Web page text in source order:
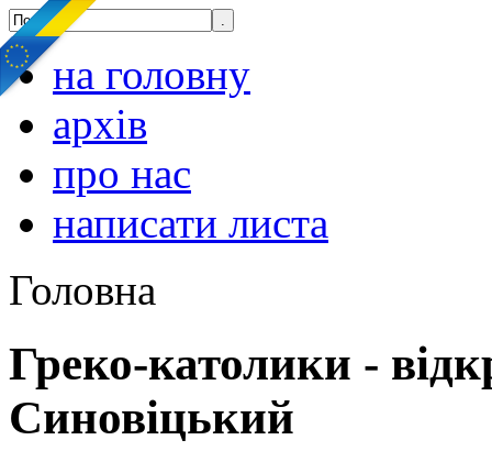
на головну
архів
про нас
написати листа
Головна
Греко-католики -
Синовіцький